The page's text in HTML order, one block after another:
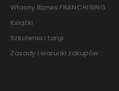
Własny Biznes FRANCHISING
Książki
Szkolenia i targi
Zasady i warunki zakupów